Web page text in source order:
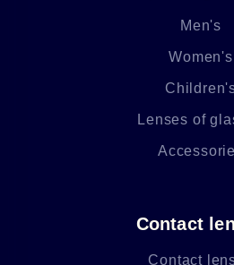
Men's
Women's
Lenses of
Contact
Contact